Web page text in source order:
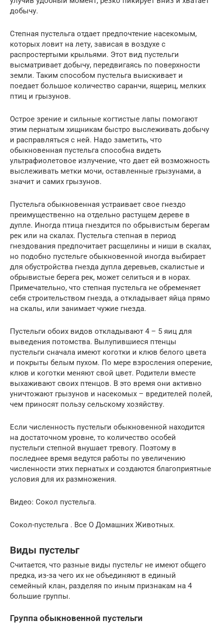
добычу.
Степная пустельга отдает предпочтение насекомым,
которых ловит на лету, зависая в воздухе с
распростертыми крыльями. Этот вид пустельги
высматривает добычу, передвигаясь по поверхности
земли. Таким способом пустельга выискивает и
поедает большое количество саранчи, ящериц, мелких
птиц и грызунов.
Острое зрение и сильные когтистые лапы помогают
этим пернатым хищникам быстро выслеживать добычу
и расправляться с ней. Надо заметить, что
обыкновенная пустельга способна видеть
ультрафиолетовое излучение, что дает ей возможность
выслеживать метки мочи, оставленные грызунами, а
значит и самих грызунов.
Пустельга обыкновенная устраивает свое гнездо
преимущественно на отдельно растущем дереве в
дупле. Иногда птица гнездится по обрывистым берегам
рек или на скалах. Пустельга степная в период
гнездования предпочитает расщелины и ниши в скалах,
но подобно пустельге обыкновенной иногда выбирает
для обустройства гнезда дупла деревьев, скалистые и
обрывистые берега рек, может селиться и в норах.
Примечательно, что степная пустельга не обременяет
себя строительством гнезда, а откладывает яйца прямо
на скалы, или занимает чужие гнезда.
Пустельги обоих видов откладывают 4 – 5 яиц для
выведения потомства. Вылупившиеся птенцы
пустельги сначала имеют коготки и клюв белого цвета
и покрыты белым пухом. По мере взросления оперение,
клюв и коготки меняют свой цвет. Родители вместе
выхаживают своих птенцов. В это время они активно
уничтожают грызунов и насекомых – вредителей полей,
чем приносят пользу сельскому хозяйству.
Если численность пустельги обыкновенной находится
на достаточном уровне, то количество особей
пустельги степной внушает тревогу. Поэтому в
последнее время ведутся работы по увеличению
численности этих пернатых и создаются благоприятные
условия для их размножения.
Видео: Сокол пустельга.
Сокол-пустельга . Все О Домашних Животных.
Виды пустельг
Считается, что разные виды пустельг не имеют общего
предка, из-за чего их не объединяют в единый
семейный клан, разделяя по иным признакам на 4
большие группы.
Группа обыкновенной пустельги